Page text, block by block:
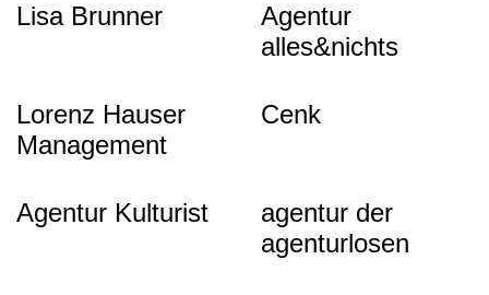
Lisa Brunner
Agentur
alles&nichts
Lorenz Hauser
Management
Cenk
Agentur Kulturist
agentur der
agenturlosen